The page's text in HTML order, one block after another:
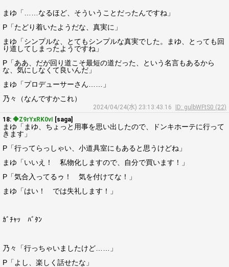
まゆ「……なるほど、そういうことだったんですね」
P「たどり着いたようだな、真実に」
まゆ「シンプルな、とてもシンプルな真実でした。まゆ、とっても回
り道してしまったようですね」
P「ああ、だが回り道こそ最短の道だった、という名言もあるから
な、気にしなくて良いんだ」
まゆ「プロデューサーさん……」
乃々（なんですかこれ）
2024/04/24(水) 23:13:43.16
ID: gulbWFtS0 (22)
18: ◆Z9rYxRK0vI [saga]
まゆ「まゆ、ちょっと用事を思い出したので、ドンキホーテに行って
きます」
P「行ってらっしゃい、小道具室にもあると思うけどね」
まゆ「いいえ！ 私物化しますので、自分で買います！」
P「気合入ってるゥ！ 気を付けてな！」
まゆ「はい！ では失礼します！」
ｶﾞﾁｬｯ ﾊﾞﾀﾝ
乃々「行っちゃいましたけど……」
P「よし、楽しく話せたな」